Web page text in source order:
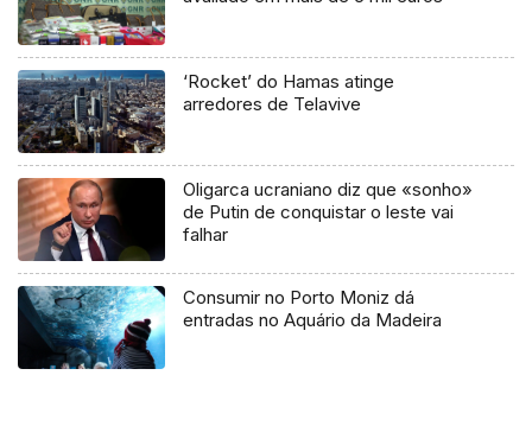
‘Rocket’ do Hamas atinge
arredores de Telavive
Oligarca ucraniano diz que «sonho»
de Putin de conquistar o leste vai
falhar
Consumir no Porto Moniz dá
entradas no Aquário da Madeira